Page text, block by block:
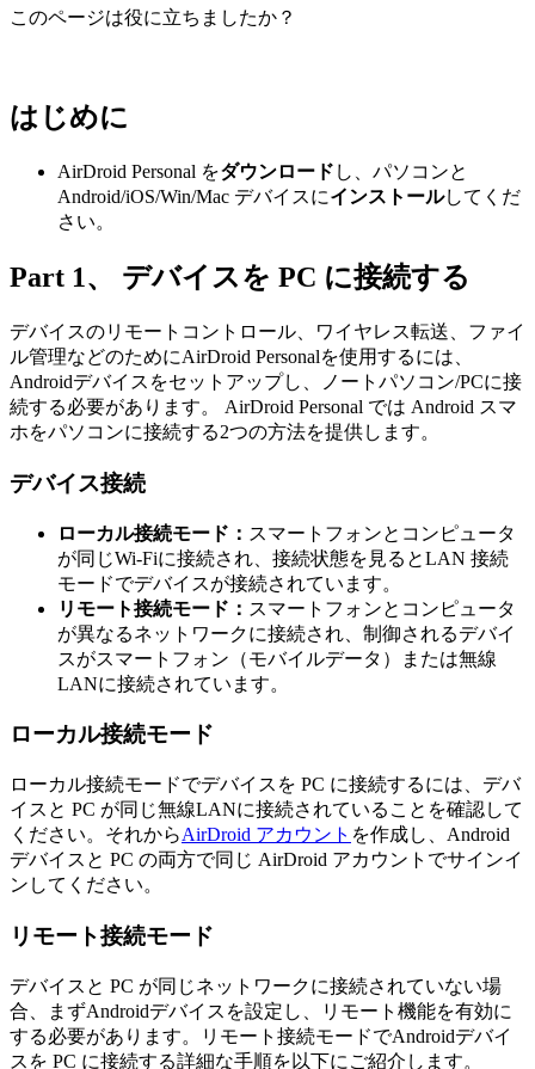
このページは役に立ちましたか？
はじめに
AirDroid Personal をダウンロード し、パソコンと
Android/iOS/Win/Mac デバイスにインストールしてくだ
さい。
Part 1、 デバイスを PC に接続する
デバイスのリモートコントロール、ワイヤレス転送、ファイ
ル管理などのためにAirDroid Personalを使用するには、
Androidデバイスをセットアップし、ノートパソコン/PCに接
続する必要があります。 AirDroid Personal では Android スマ
ホをパソコンに接続する2つの方法を提供します。
デバイス接続
ローカル接続モード： スマートフォンとコンピュータ
が同じWi-Fiに接続され、接続状態を見るとLAN 接続
モードでデバイスが接続されています。
リモート接続モード： スマートフォンとコンピュータ
が異なるネットワークに接続され、制御されるデバイ
スがスマートフォン（モバイルデータ）または無線
LANに接続されています。
ローカル接続モード
ローカル接続モードでデバイスを PC に接続するには、デバ
イスと PC が同じ無線LANに接続されていることを確認して
ください。それからAirDroid アカウント を作成し、Android
デバイスと PC の両方で同じ AirDroid アカウントでサインイ
ンしてください。
リモート接続モード
デバイスと PC が同じネットワークに接続されていない場
合、まずAndroidデバイスを設定し、リモート機能を有効に
する必要があります。リモート接続モードでAndroidデバイ
スを PC に接続する詳細な手順を以下にご紹介します。